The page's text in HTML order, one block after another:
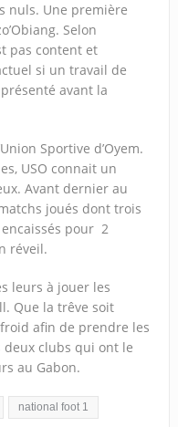
nuls. Une première
Selon
pas content et
si un travail de
avant la
Sportive d’Oyem.
USO connait un
Avant dernier au
joués dont trois
pour 2
réveil.
leurs à jouer les
Que la trêve soit
afin de prendre les
deux clubs qui ont le
au Gabon.
national foot 1